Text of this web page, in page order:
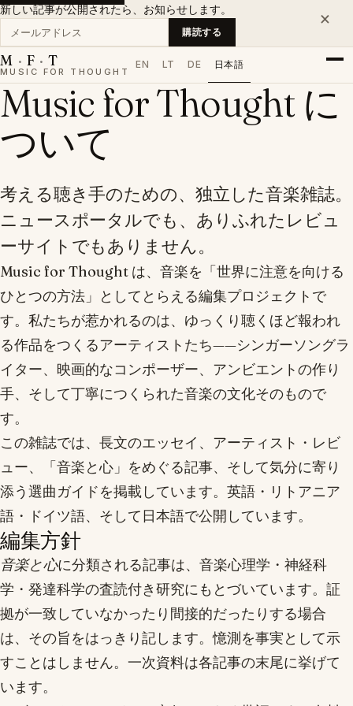
新しい記事が公開されたら、お知らせします。
メールアドレス 購読する
×
M · F · T
MUSIC FOR THOUGHT
EN LT DE 日本語
Music for Thought に
ついて
考える聴き手のための、独立した音楽雑誌。
ニュースポータルでも、ありふれたレビュ
ーサイトでもありません。
Music for Thought は、音楽を「世界に注意を向ける
ひとつの方法」としてとらえる編集プロジェクトで
す。私たちが惹かれるのは、ゆっくり聴くほど報われ
る作品をつくるアーティストたち——シンガーソングラ
イター、映画的なコンポーザー、アンビエントの作り
手、そして丁寧につくられた音楽の文化そのもので
す。
この雑誌では、長文のエッセイ、アーティスト・レビ
ュー、「音楽と心」をめぐる記事、そして気分に寄り
添う選曲ガイドを掲載しています。英語・リトアニア
語・ドイツ語、そして日本語で公開しています。
編集方針
音楽と心に分類される記事は、音楽心理学・神経科
学・発達科学の査読付き研究にもとづいています。証
拠が一致していなかったり間接的だったりする場合
は、その旨をはっきり記します。憶測を事実として示
すことはしません。一次資料は各記事の末尾に挙げて
います。